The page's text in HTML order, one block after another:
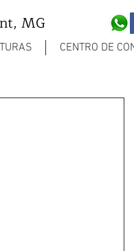
MG
CENTRO DE